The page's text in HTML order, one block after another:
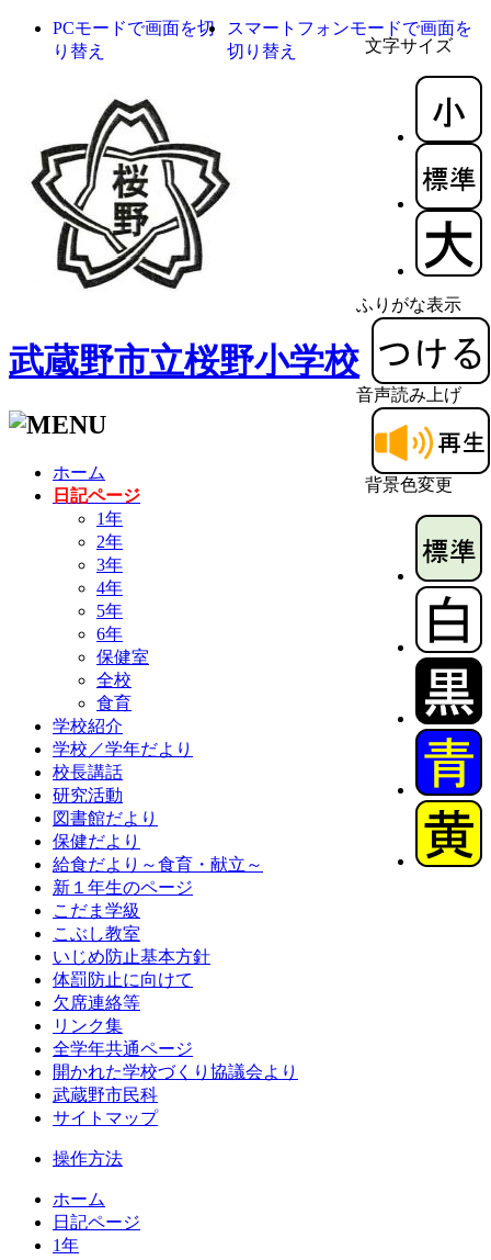
文字サイズ
ふりがな表示
音声読み上げ
背景色変更
PCモードで画面を切
り替え
スマートフォンモードで画面を
切り替え
武蔵野市立桜野小学校
ホーム
日記ページ
1年
2年
3年
4年
5年
6年
保健室
全校
食育
学校紹介
学校／学年だより
校長講話
研究活動
図書館だより
保健だより
給食だより～食育・献立～
新１年生のページ
こだま学級
こぶし教室
いじめ防止基本方針
体罰防止に向けて
欠席連絡等
リンク集
全学年共通ページ
開かれた学校づくり協議会より
武蔵野市民科
サイトマップ
操作方法
ホーム
日記ページ
1年